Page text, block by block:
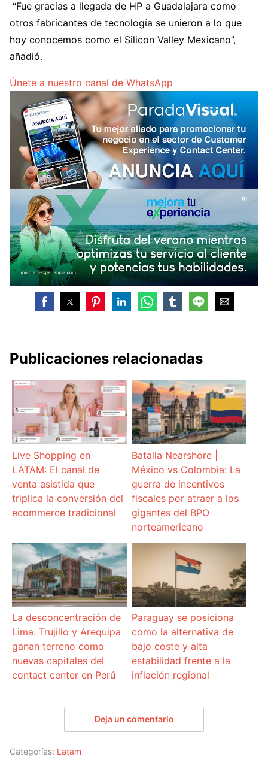
“Fue gracias a llegada de HP a Guadalajara como
otros fabricantes de tecnología se unieron a lo que
hoy conocemos como el Silicon Valley Mexicano”,
añadió.
Únete a nuestro canal de WhatsApp
Publicaciones relacionadas
Live Shopping en
LATAM: El canal de
venta asistida que
triplica la conversión del
ecommerce tradicional
Batalla Nearshore |
México vs Colombia: La
guerra de incentivos
fiscales por atraer a los
gigantes del BPO
norteamericano
La desconcentración de
Lima: Trujillo y Arequipa
ganan terreno como
nuevas capitales del
contact center en Perú
Paraguay se posiciona
como la alternativa de
bajo coste y alta
estabilidad frente a la
inflación regional
Deja un comentario
Categorías: Latam